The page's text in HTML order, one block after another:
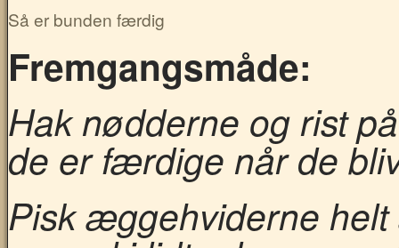
Så er bunden færdig
Fremgangsmåde:
Hak nødderne og rist
de er færdige når de
Pisk æggehviderne helt